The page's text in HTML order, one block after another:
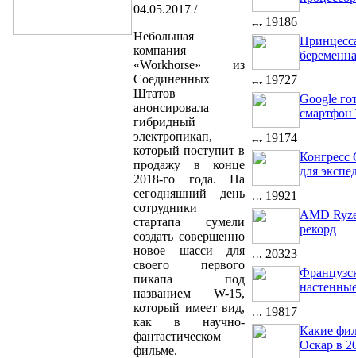
04.05.2017 /
Небольшая
компания
«Workhorse» из
Соединенных
Штатов
анонсировала
гибридный
электропикап,
который поступит в
продажу в конце
2018-го года. На
сегодняшний день
сотрудники
стартапа сумели
создать совершенно
новое шасси для
своего первого
пикапа под
названием W-15,
который имеет вид,
как в научно-
фантастическом
фильме.
19186
беременна
19727
Google
смартфон
19174
для
19921
AMD
рекорд
20323
19817
Какие
Оскар в